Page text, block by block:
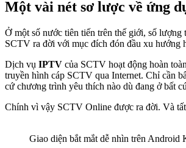
Một vài nét sơ lược về ứng
Ở một số nước tiên tiến trên thế giới, số
SCTV ra đời với mục đích đón đầu xu hướng
Dịch vụ IPTV của SCTV hoạt động hoàn
truyền hình cáp SCTV qua Internet. Chỉ cần
cứ chương trình yêu thích nào dù đang ở bất
Chính vì vậy SCTV Online được ra đời. Và
Giao diện bắt mắt dễ nhìn trên Android